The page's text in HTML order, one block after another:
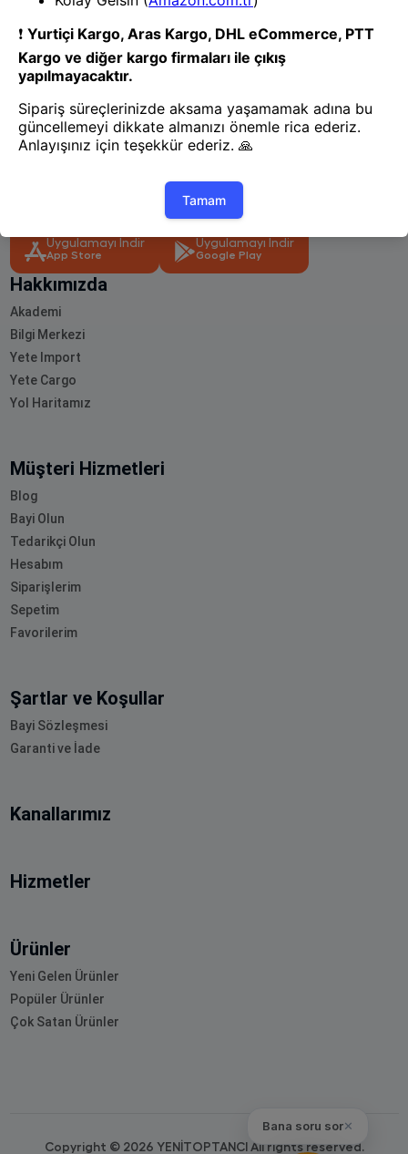
Bana soru sor✕
- Yenilik ve hızı keşfedin, işinizi
yönetin!
Uygulamayı İndir
App Store
Uygulamayı İndir
Google Play
Hakkımızda
Akademi
Bilgi Merkezi
Yete Import
Yete Cargo
Yol Haritamız
Müşteri Hizmetleri
Blog
Bayi Olun
Tedarikçi Olun
Hesabım
Siparişlerim
Sepetim
Favorilerim
Şartlar ve Koşullar
Bayi Sözleşmesi
Garanti ve İade
Kanallarımız
Hizmetler
Ürünler
Yeni Gelen Ürünler
Popüler Ürünler
Çok Satan Ürünler
Copyright © 2026 YENİTOPTANCI All rights reserved.